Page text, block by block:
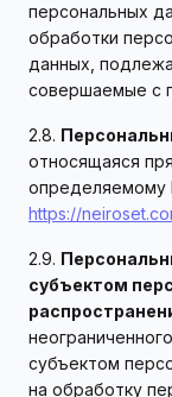
персональных
обработки
данных,
совершаемые с
2.8.
относящаяся
определяемому
https://
2.9.
субъектом
субъектом
на обработку